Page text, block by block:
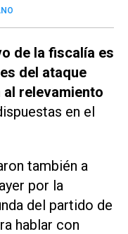
de la fiscalía es
del ataque
al relevamiento
en el
también a
por la
del partido de
hablar con